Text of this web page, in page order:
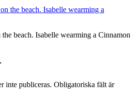
beach. Isabelle wearming a Cinnamon
inte publiceras. Obligatoriska fält är